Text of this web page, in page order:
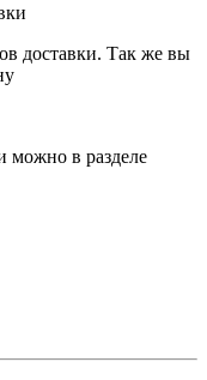
доставки. Так же вы
можно в разделе